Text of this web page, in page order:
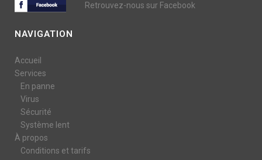
Retrouvez-nous sur Facebook
NAVIGATION
Accueil
Services
En panne
Virus
Sécurité
Système lent
À propos
Conditions et tarifs